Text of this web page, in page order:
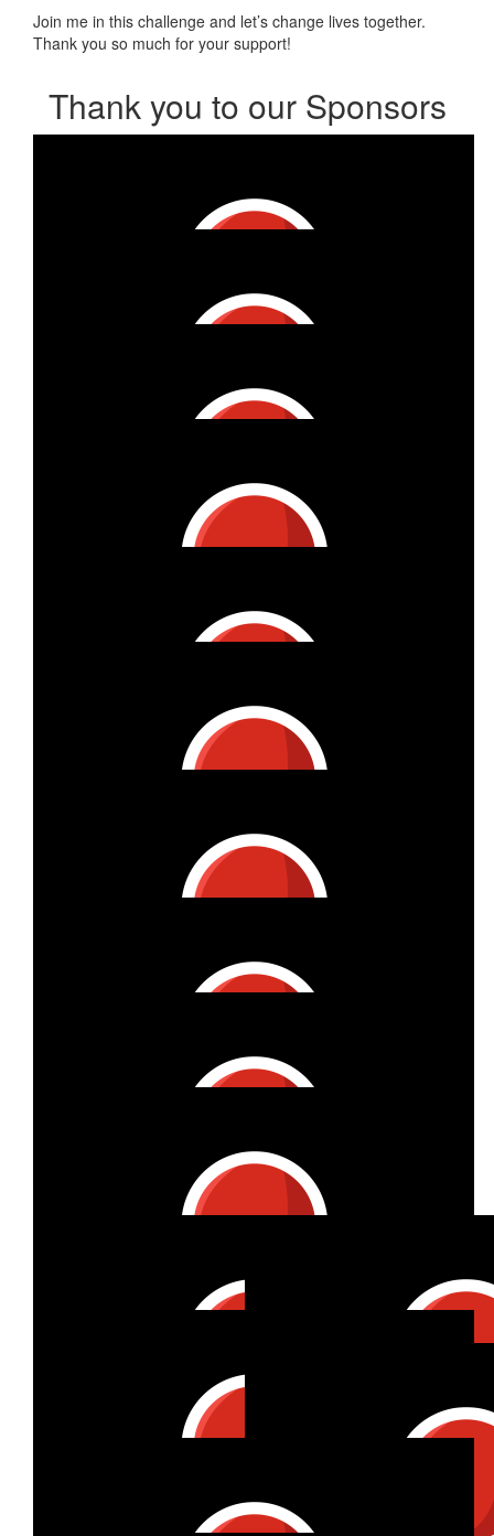
Join me in this challenge and let’s change lives together.
Thank you so much for your support!
Thank you to our Sponsors
Gisela Bongers
Johanna Lettgen
Richtig starke Aktion & richtig stark durchgezogen! 🫶🏼
Stronger together!
Verena Weigert